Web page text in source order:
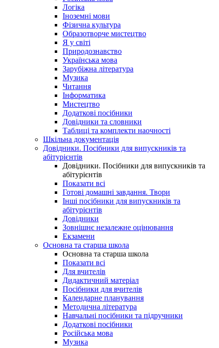
Логіка
Іноземні мови
Фізична культура
Образотворче мистецтво
Я у світі
Природознавство
Українська мова
Зарубіжна література
Музика
Читання
Інформатика
Мистецтво
Додаткові посібники
Довідники та словники
Таблиці та комплекти наочності
Шкільна документація
Довідники. Посібники для випускників та
абітурієнтів
Довідники. Посібники для випускників та
абітурієнтів
Показати всі
Готові домашні завдання. Твори
Інші посібники для випускників та
абітурієнтів
Довідники
Зовнішнє незалежне оцінювання
Екзамени
Основна та старша школа
Основна та старша школа
Показати всі
Для вчителів
Дидактичний матеріал
Посібники для вчителів
Календарне планування
Методична література
Навчальні посібники та підручники
Додаткові посібники
Російська мова
Музика